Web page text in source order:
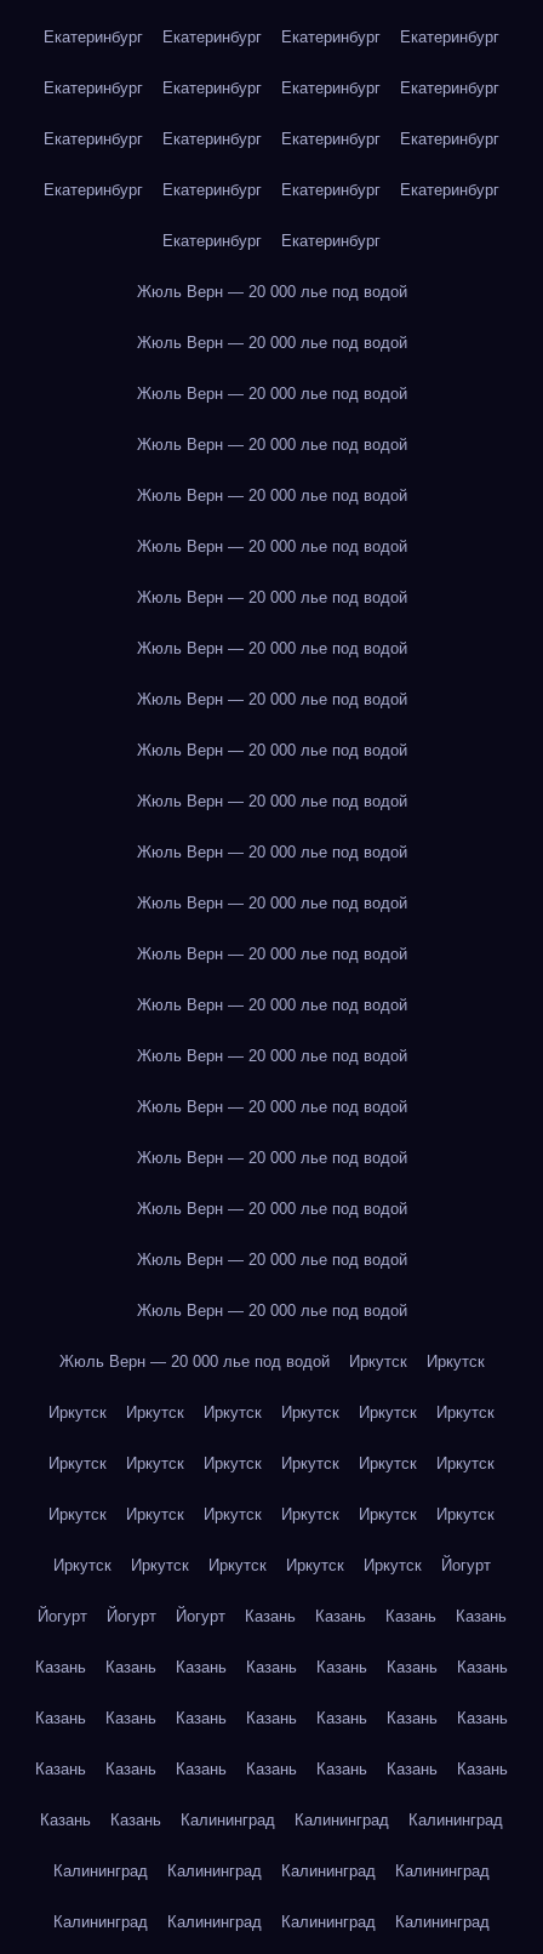
Екатеринбург Екатеринбург Екатеринбург Екатеринбург
Екатеринбург Екатеринбург Екатеринбург Екатеринбург
Екатеринбург Екатеринбург Екатеринбург Екатеринбург
Екатеринбург Екатеринбург Екатеринбург Екатеринбург
Екатеринбург Екатеринбург
Жюль Верн — 20 000 лье под водой
Жюль Верн — 20 000 лье под водой
Жюль Верн — 20 000 лье под водой
Жюль Верн — 20 000 лье под водой
Жюль Верн — 20 000 лье под водой
Жюль Верн — 20 000 лье под водой
Жюль Верн — 20 000 лье под водой
Жюль Верн — 20 000 лье под водой
Жюль Верн — 20 000 лье под водой
Жюль Верн — 20 000 лье под водой
Жюль Верн — 20 000 лье под водой
Жюль Верн — 20 000 лье под водой
Жюль Верн — 20 000 лье под водой
Жюль Верн — 20 000 лье под водой
Жюль Верн — 20 000 лье под водой
Жюль Верн — 20 000 лье под водой
Жюль Верн — 20 000 лье под водой
Жюль Верн — 20 000 лье под водой
Жюль Верн — 20 000 лье под водой
Жюль Верн — 20 000 лье под водой
Жюль Верн — 20 000 лье под водой
Жюль Верн — 20 000 лье под водой Иркутск Иркутск
Иркутск Иркутск Иркутск Иркутск Иркутск Иркутск
Иркутск Иркутск Иркутск Иркутск Иркутск Иркутск
Иркутск Иркутск Иркутск Иркутск Иркутск Иркутск
Иркутск Иркутск Иркутск Иркутск Иркутск Йогурт
Йогурт Йогурт Йогурт Казань Казань Казань Казань
Казань Казань Казань Казань Казань Казань Казань
Казань Казань Казань Казань Казань Казань Казань
Казань Казань Казань Казань Казань Казань Казань
Казань Казань Калининград Калининград Калининград
Калининград Калининград Калининград Калининград
Калининград Калининград Калининград Калининград